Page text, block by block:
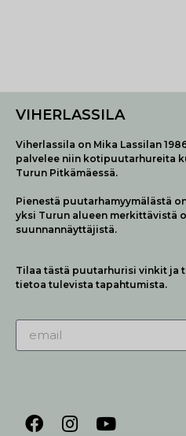
VIHERLASSILA
Viherlassila on Mika Lassilan
palvelee niin kotipuutarhureita
Turun Pitkämäessä.
Pienestä puutarhamyymälästä
yksi Turun alueen merkittävistä
suunnannäyttäjistä.
Tilaa tästä puutarhurisi vinkit ja
tietoa tulevista tapahtumista.